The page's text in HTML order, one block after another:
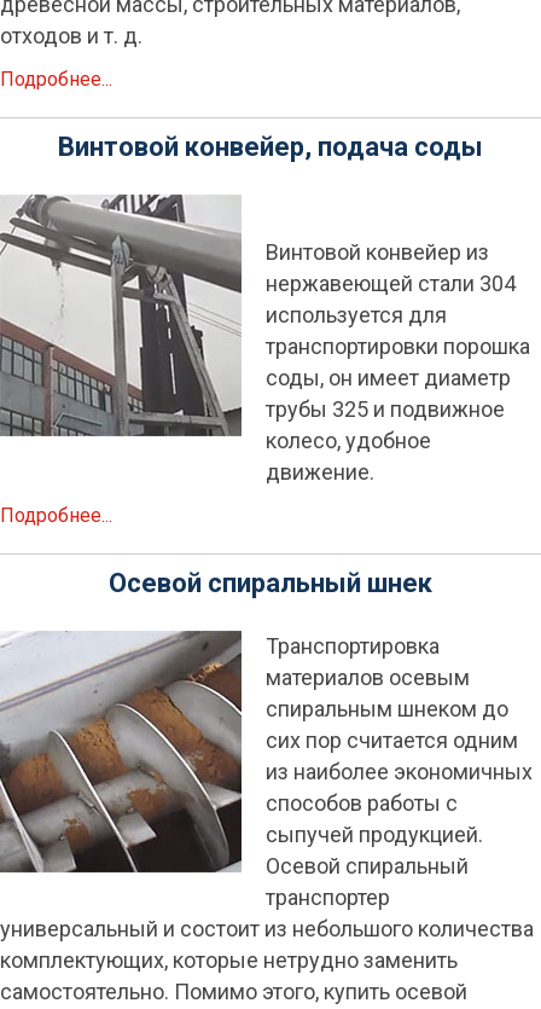
отходов и т. д.
Подробнее...
Винтовой конвейер, подача соды
Винтовой конвейер из
нержавеющей стали 304
используется для
транспортировки порошка
соды, он имеет диаметр
трубы 325 и подвижное
колесо, удобное
движение.
Подробнее...
Осевой спиральный шнек
Транспортировка
материалов осевым
спиральным шнеком до
сих пор считается одним
из наиболее экономичных
способов работы с
сыпучей продукцией.
Осевой спиральный
транспортер
универсальный и состоит из небольшого количества
комплектующих, которые нетрудно заменить
самостоятельно. Помимо этого, купить осевой